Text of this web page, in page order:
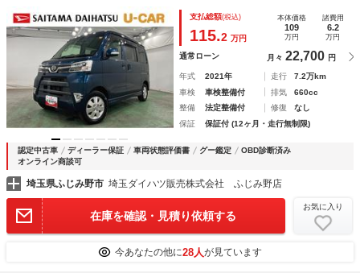
グナビ ブルートゥース ドラレコ ＥＴＣ オートマチック
ハイビーム オートライト ＬＥＤヘッドライト 片側電動ス
ライドドア
支払総額(税込)
115.2 万円
本体価格
109
万円
諸費用
6.2
万円
通常ローン 月々 22,700 円
年式 2021年 走行
7.2万km
車検
車検整備付 排気
660cc
整備
法定整備付 修復
なし
保証
保証付 (12ヶ月・走行無制限)
認定中古車 ディーラー保証 車両状態評価書 グー鑑定
OBD診断済み
オンライン商談可
埼玉県ふじみ野市 埼玉ダイハツ販売株式会社 ふじみ野店
在庫を確認・見積り依頼する
お気に入り
今あなたの他に28人が見ています